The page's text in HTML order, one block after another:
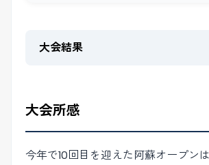
大会結果
大会所感
今年で10回目を迎えた阿蘇オープン